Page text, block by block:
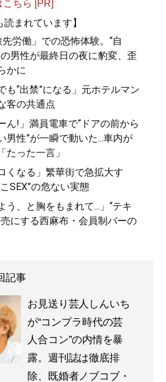
ちら [PR]
読まれています】
労働」での恐怖体験。“自
男性が最終日の夜に豹変、歪
かに
も“出禁”になる」元ホテルマン
客の共通点
ん!」満員電車で“ドアの前から
男性”が一瞬で動いた...車内が
たった一言」
くなる」繁華街で急拡大す
SEX”の危ない実態
、と胸をもまれて...」“テキ
にする西麻布・会員制バーの
記事
お見送り芸人しんいち
が“コンプラ時代の芸
人合コン”の内情を暴
露。週刊誌は徹底排
除、既婚者ノブコブ・